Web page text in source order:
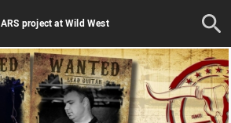
ARS project at Wild West